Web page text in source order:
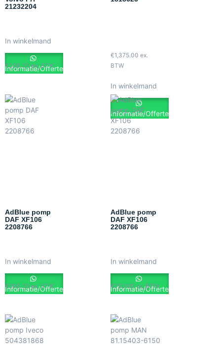
21232204
€350.00 ex. BTW
In winkelmand
Informatie/Offerte
€1,375.00 ex.
BTW
In winkelmand
Informatie/Offerte
AdBlue pomp
DAF XF106
2208766
€600.00 ex. BTW
In winkelmand
Informatie/Offerte
AdBlue pomp
DAF XF106
2208766
€750.00 ex. BTW
In winkelmand
Informatie/Offerte